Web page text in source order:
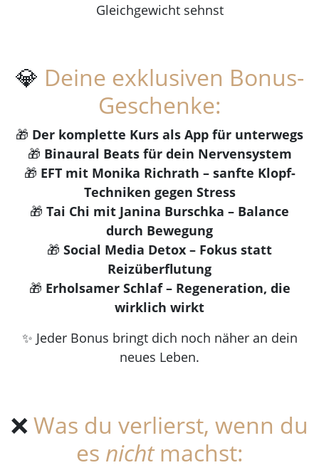
Gleichgewicht sehnst
💎 Deine exklusiven Bonus-
Geschenke:
🎁 Der komplette Kurs als App für unterwegs
🎁 Binaural Beats für dein Nervensystem
🎁 EFT mit Monika Richrath – sanfte Klopf-
Techniken gegen Stress
🎁 Tai Chi mit Janina Burschka – Balance
durch Bewegung
🎁 Social Media Detox – Fokus statt
Reizüberflutung
🎁 Erholsamer Schlaf – Regeneration, die
wirklich wirkt
✨ Jeder Bonus bringt dich noch näher an dein
neues Leben.
❌Was du verlierst, wenn du
es nichtmachst: